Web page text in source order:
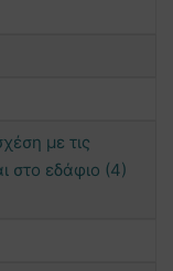
με τις
στο εδάφιο (4)